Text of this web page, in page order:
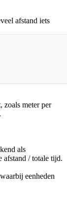
afstand iets
zoals meter per
als
afstand / totale tijd.
eenheden